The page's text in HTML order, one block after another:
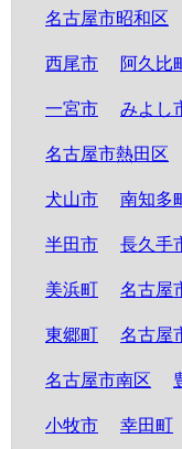
名古屋市昭和区
西尾市 阿久比
一宮市 みよし
名古屋市熱田区
犬山市 南知多
半田市 長久手
美浜町 名古屋
東郷町 名古屋
名古屋市南区
小牧市 幸田町